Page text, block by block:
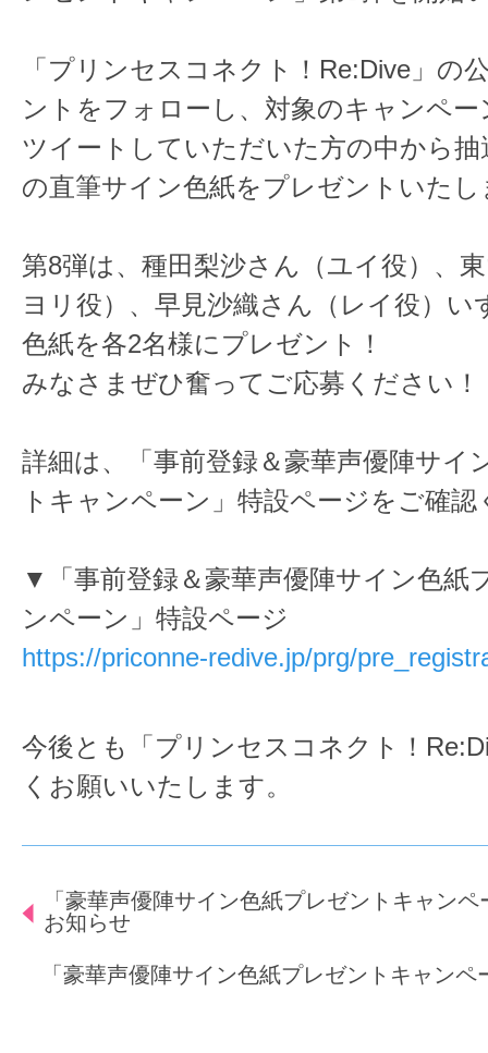
「プリンセスコネクト！Re:Dive」の
ントをフォローし、対象のキャンペ
ツイートしていただいた方の中から抽
の直筆サイン色紙をプレゼントいたし
第8弾は、種田梨沙さん（ユイ役）、
ヨリ役）、早見沙織さん（レイ役）い
色紙を各2名様にプレゼント！
みなさまぜひ奮ってご応募ください！
詳細は、「事前登録＆豪華声優陣サイ
トキャンペーン」特設ページをご確
▼「事前登録＆豪華声優陣サイン色紙
ンペーン」特設ページ
https://priconne-redive.jp/prg/
今後とも「プリンセスコネクト！
くお願いいたします。
「豪華声優陣サイン色紙プレゼントキャン
お知らせ
「豪華声優陣サイン色紙プレゼントキャン